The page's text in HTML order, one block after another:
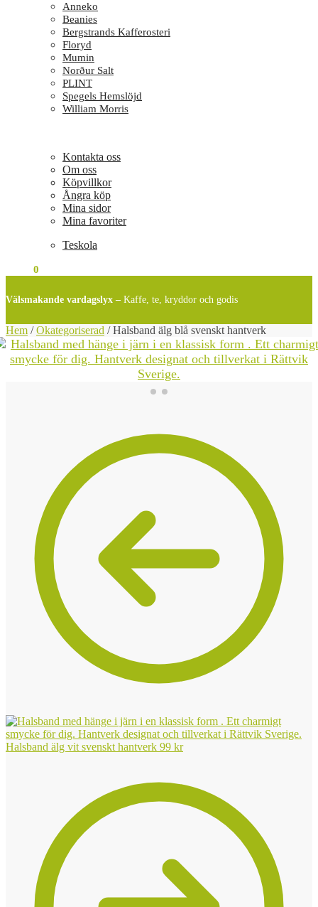
Anneko
Beanies
Bergstrands Kafferosteri
Floryd
Mumin
Norður Salt
PLINT
Spegels Hemslöjd
William Morris
Kontakta oss
Om oss
Köpvillkor
Ångra köp
Mina sidor
Mina favoriter
Teskola
0
Välsmakande vardagslyx – Kaffe, te, kryddor och godis
Hem /Okategoriserad /Halsband älg blå svenskt hantverk
Halsband älg vit svenskt hantverk 99 kr